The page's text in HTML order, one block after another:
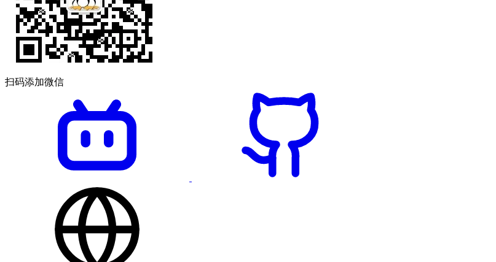
扫码添加微信